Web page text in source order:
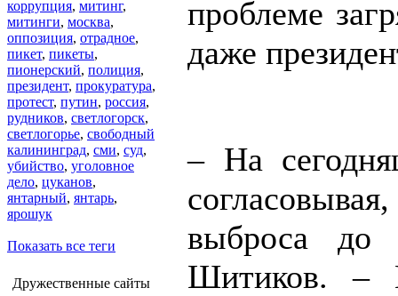
коррупция, митинг,
митинги, москва,
оппозиция, отрадное,
пикет, пикеты,
пионерский, полиция,
президент, прокуратура,
протест, путин, россия,
рудников, светлогорск,
светлогорье, свободный
калининград, сми, суд,
убийство, уголовное
дело, цуканов,
янтарный, янтарь,
ярошук
Показать все теги
Дружественные сайты
проблеме
даже
– На
выброса
Шитиков. –